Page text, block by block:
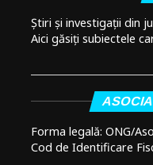
Știri și investigații din
Aici găsiți subiectele
Forma legală: ONG/
Cod de Identificare